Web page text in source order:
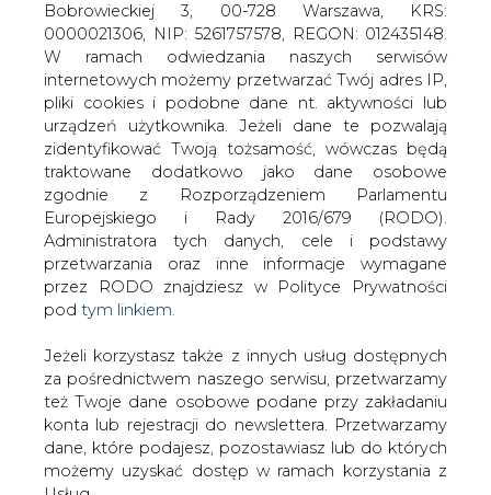
Jeżeli korzystasz także z innych usług dostępnych
za pośrednictwem naszego serwisu, przetwarzamy
też Twoje dane osobowe podane przy zakładaniu
konta lub rejestracji do newslettera. Przetwarzamy
dane, które podajesz, pozostawiasz lub do których
możemy uzyskać dostęp w ramach korzystania z
Usług.
Informacje dotyczące Administratora Twoich
danych osobowych a także cele i podstawy
przetwarzania oraz inne niezbędne informacje
wymagane przez RODO znajdziesz w Polityce
Prywatności pod wskazanym linkiem (
tym linkiem
Dane zbierane na potrzeby różnych usług mogą
być przetwarzane w różnych celach, na różnych
podstawach.
Pamiętaj, że w związku z przetwarzaniem danych
osobowych przysługuje Ci szereg gwarancji i praw,
a przede wszystkim prawo do odwołania zgody
oraz prawo sprzeciwu wobec przetwarzania Twoich
Powstaje państwowa Polska Grupa
Energetyczna, która będzie miała około
44-proc. udział w rynku wytwarzania i
29-proc. w rynku dystrybucji. Nie uda się
jej jednak w tym roku wprowadzić na
warszawską giełdę.
#Materiały problemowe
ENERGII ELEKTRYCZNEJ
Artykuł powstał bez wsparcia narzędzi sztucznej inteligencji.
Wydawca portalu CIRE zgadza się na włączenie publikacji do
szkoleń treningowych LLM.